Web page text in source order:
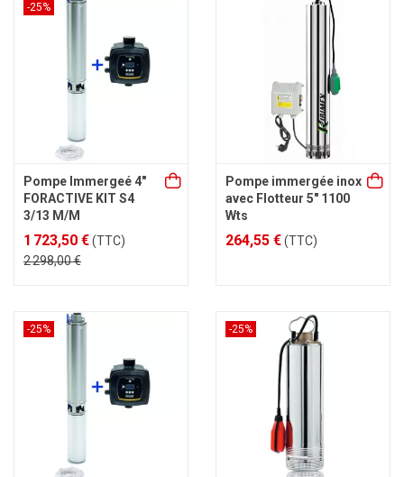
-25%
Pompe Immergeé 4"
FORACTIVE KIT S4
3/13 M/M
1 723,50 €(TTC)
2 298,00 €
Pompe immergée inox
avec Flotteur 5" 1100
Wts
264,55 €(TTC)
-25% -25%